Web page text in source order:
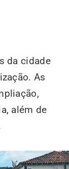
da cidade
As
além de